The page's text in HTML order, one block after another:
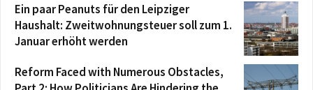
Ein paar Peanuts für den Leipziger
Haushalt: Zweitwohnungsteuer soll zum 1.
Januar erhöht werden
Reform Faced with Numerous Obstacles,